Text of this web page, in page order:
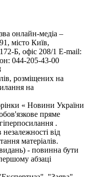
онлайн-медіа –
місто Київ,
Б, офіс 208/1 E-mail:
044-205-43-00
розміщених на
на
« Новини України
пряме
.
від
матеріалів.
- повинна бути
абзаці